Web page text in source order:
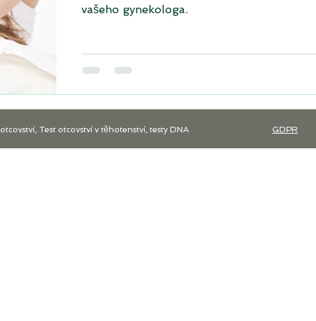
vašeho gynekologa.
Test otcovství v těhotenství, testy DNA GDPR